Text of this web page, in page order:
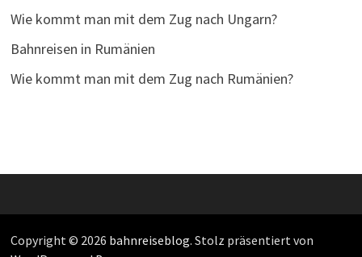
Wie kommt man mit dem Zug nach Ungarn?
Bahnreisen in Rumänien
Wie kommt man mit dem Zug nach Rumänien?
Copyright © 2026 bahnreiseblog. Stolz präsentiert von